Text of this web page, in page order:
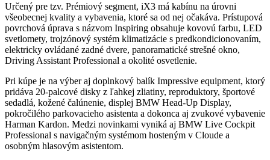
Určený pre tzv. Prémiový segment, iX3 má kabínu na úrovni
všeobecnej kvality a vybavenia, ktoré sa od nej očakáva. Prístupová
povrchová úprava s názvom Inspiring obsahuje kovovú farbu, LED
svetlomety, trojzónový systém klimatizácie s predkondicionovaním,
elektricky ovládané zadné dvere, panoramatické strešné okno,
Driving Assistant Professional a okolité osvetlenie.
Pri kúpe je na výber aj doplnkový balík Impressive equipment, ktorý
pridáva 20-palcové disky z ľahkej zliatiny, reproduktory, športové
sedadlá, kožené čalúnenie, displej BMW Head-Up Display,
pokročilého parkovacieho asistenta a dokonca aj zvukové vybavenie
Harman Kardon. Medzi novinkami vyniká aj BMW Live Cockpit
Professional s navigačným systémom hosteným v Cloude a
osobným hlasovým asistentom.